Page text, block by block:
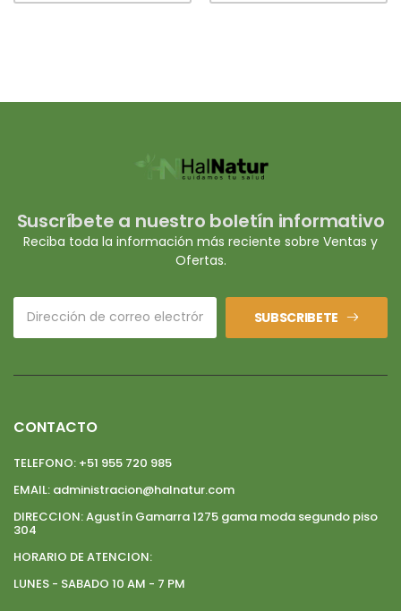
Suscríbete a nuestro boletín informativo
Reciba toda la información más reciente sobre Ventas y
Ofertas.
SUBSCRIBETE
CONTACTO
TELEFONO: +51 955 720 985
EMAIL: administracion@halnatur.com
DIRECCION:Agustín Gamarra 1275 gama moda segundo piso
304
HORARIO DE ATENCION:
LUNES - SABADO 10 AM - 7 PM